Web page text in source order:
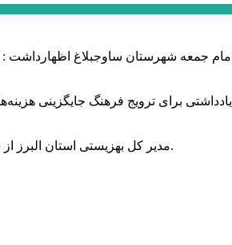
یادداشتی برای ترویج فرهنگ جایگزینی
مدیر کل بهزیستی استان البرز از شناسایی ۲ هزار و ۴۰۰ کودک دارای اختلالات بینایی در این استان خبر داد.